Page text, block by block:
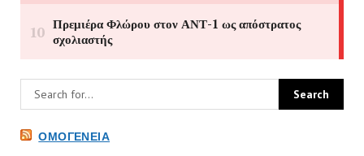
ΟΜΟΓΈΝΕΙΑ